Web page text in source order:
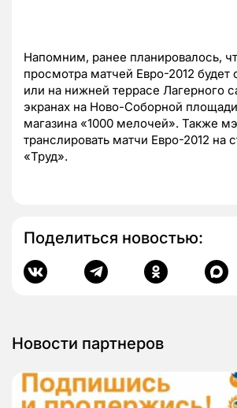
Напомним, ранее планировалось,
просмотра матчей Евро-2012 будет
или на нижней террасе Лагерного
экранах на Ново-Соборной
магазина «1000 мелочей». Также
транслировать матчи Евро-2012 на
«Труд».
Поделиться новостью:
Новости партнеров